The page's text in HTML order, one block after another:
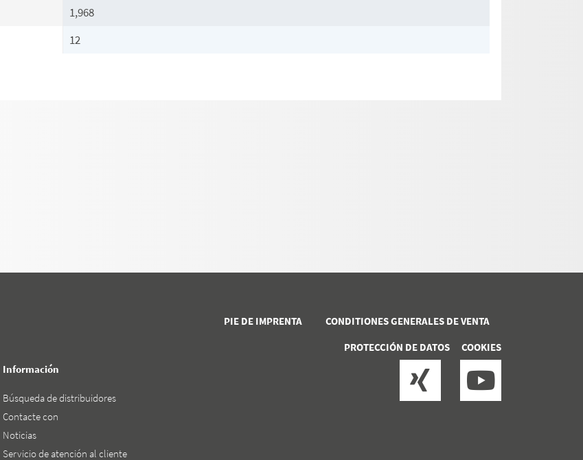
1,968
12
PIE DE IMPRENTA
CONDITIONES GENERALES DE VENTA
PROTECCIÓN DE DATOS
COOKIES
Información
Búsqueda de distribuidores
Contacte con
Noticias
Servicio de atención al cliente